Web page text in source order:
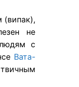
(випак),
не
с
Вата-